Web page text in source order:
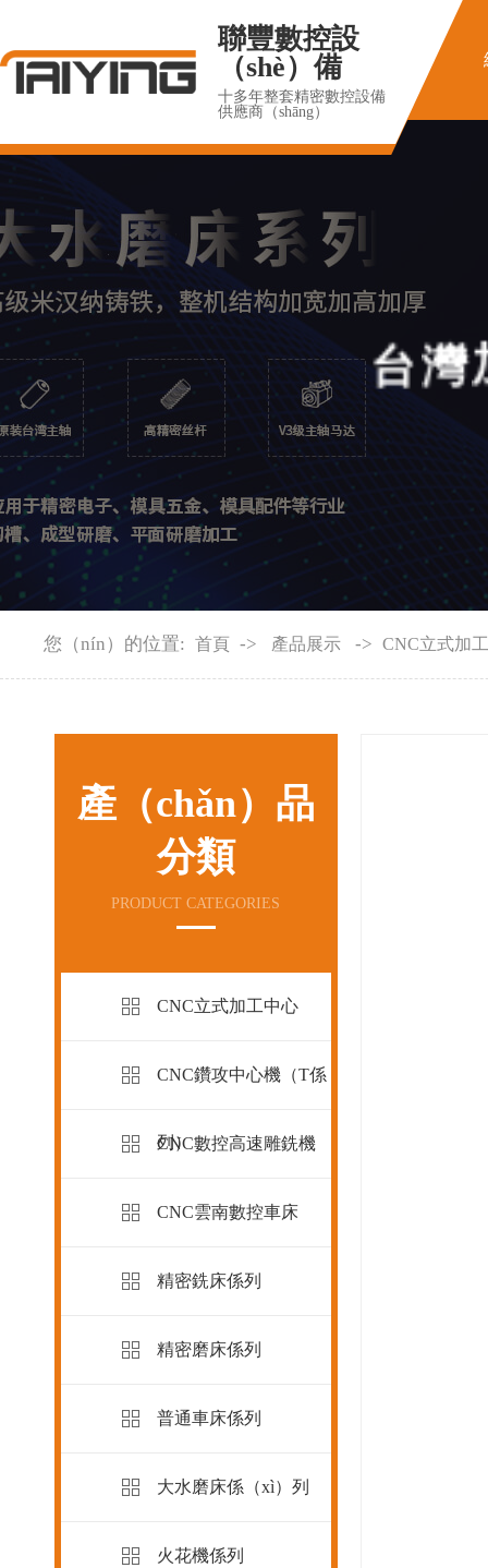
聯豐數控設
（shè）備
十多年整套精密數控設備
供應商（shāng）
台灣
您（nín）的位置: 首頁 -> 產品展示 -> CNC立式加
產（chǎn）品
分類
PRODUCT CATEGORIES
CNC立式加工中心
CNC鑽攻中心機（T係
列）
CNC數控高速雕銑機
CNC雲南數控車床
精密銑床係列
精密磨床係列
普通車床係列
大水磨床係（xì）列
火花機係列